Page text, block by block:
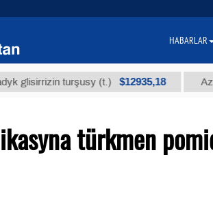
turşusy (t.) $12935,18 Az
türkmen
HABARLAR